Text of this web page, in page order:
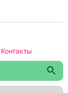
Контакты